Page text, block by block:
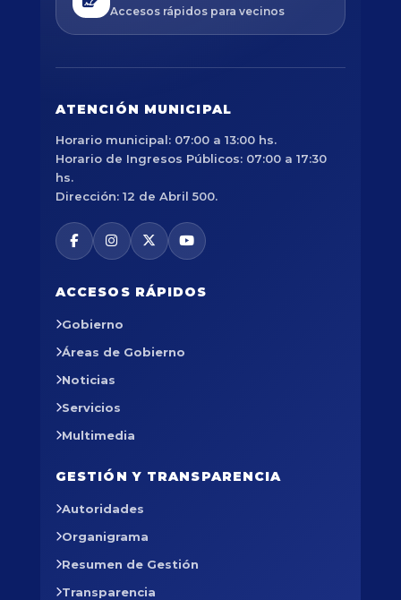
Accesos rápidos para vecinos
ATENCIÓN MUNICIPAL
Horario municipal: 07:00 a 13:00 hs.
Horario de Ingresos Públicos: 07:00 a 17:30
hs.
Dirección: 12 de Abril 500.
ACCESOS RÁPIDOS
Gobierno
Áreas de Gobierno
Noticias
Servicios
Multimedia
GESTIÓN Y TRANSPARENCIA
Autoridades
Organigrama
Resumen de Gestión
Transparencia